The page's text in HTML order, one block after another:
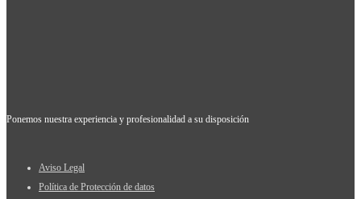
Ponemos nuestra experiencia y profesionalidad a su disposición
Aviso Legal
Política de Protección de datos